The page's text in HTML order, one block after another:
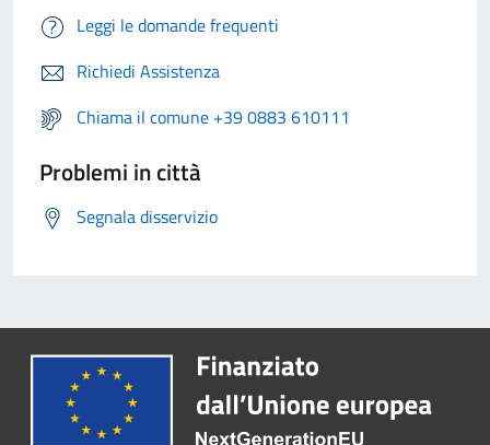
Leggi le domande frequenti
Richiedi Assistenza
Chiama il comune +39 0883 610111
Problemi in città
Segnala disservizio